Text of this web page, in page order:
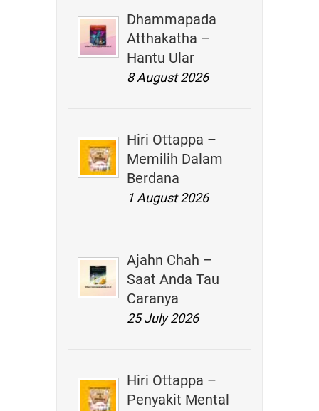
Dhammapada
Atthakatha –
Hantu Ular
8 August 2026
Hiri Ottappa –
Memilih Dalam
Berdana
1 August 2026
Ajahn Chah –
Saat Anda Tau
Caranya
25 July 2026
Hiri Ottappa –
Penyakit Mental